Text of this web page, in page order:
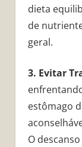
dieta
de
geral.
3. Evitar
estômago
O